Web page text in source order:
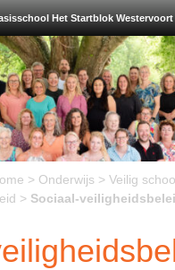
Het Startblok Westervoort
> Onderwijs > Veilig
> Sociaal-